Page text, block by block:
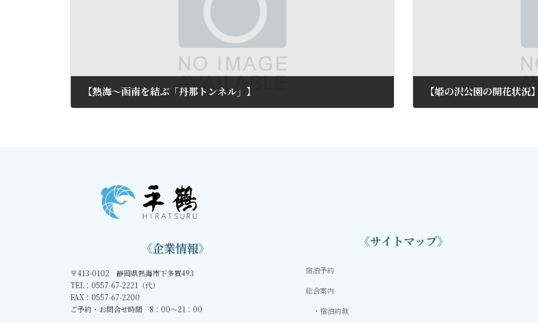
【熱海～函南を結ぶ「丹那トンネル」】 【姫の沢公園の開花状況
《企業情報》
〒413-0102 静岡県熱海市下多賀493
TEL：0557-67-2221（代）
FAX：0557-67-2200
ご予約・お問合せ時間 8：00～21：00
《サイトマップ》
宿泊予約
総合案内
宿泊約款